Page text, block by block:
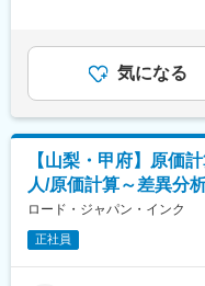
ダデンキがあり、金
はFSSC22000を取
す。この会社ならで
総務として幅広く成
変更の範囲：会社の
既に導入されている
含み1日2～3件程度
を行います。
つけていける仕事です
■職務内容詳細：
主にCR（デジタル画
ティング等の技術サ
効率的運用のご提案
気になる
【山梨・甲府】原価
人/原価計算～差異分
ロード・ジャパン・インク
正社員